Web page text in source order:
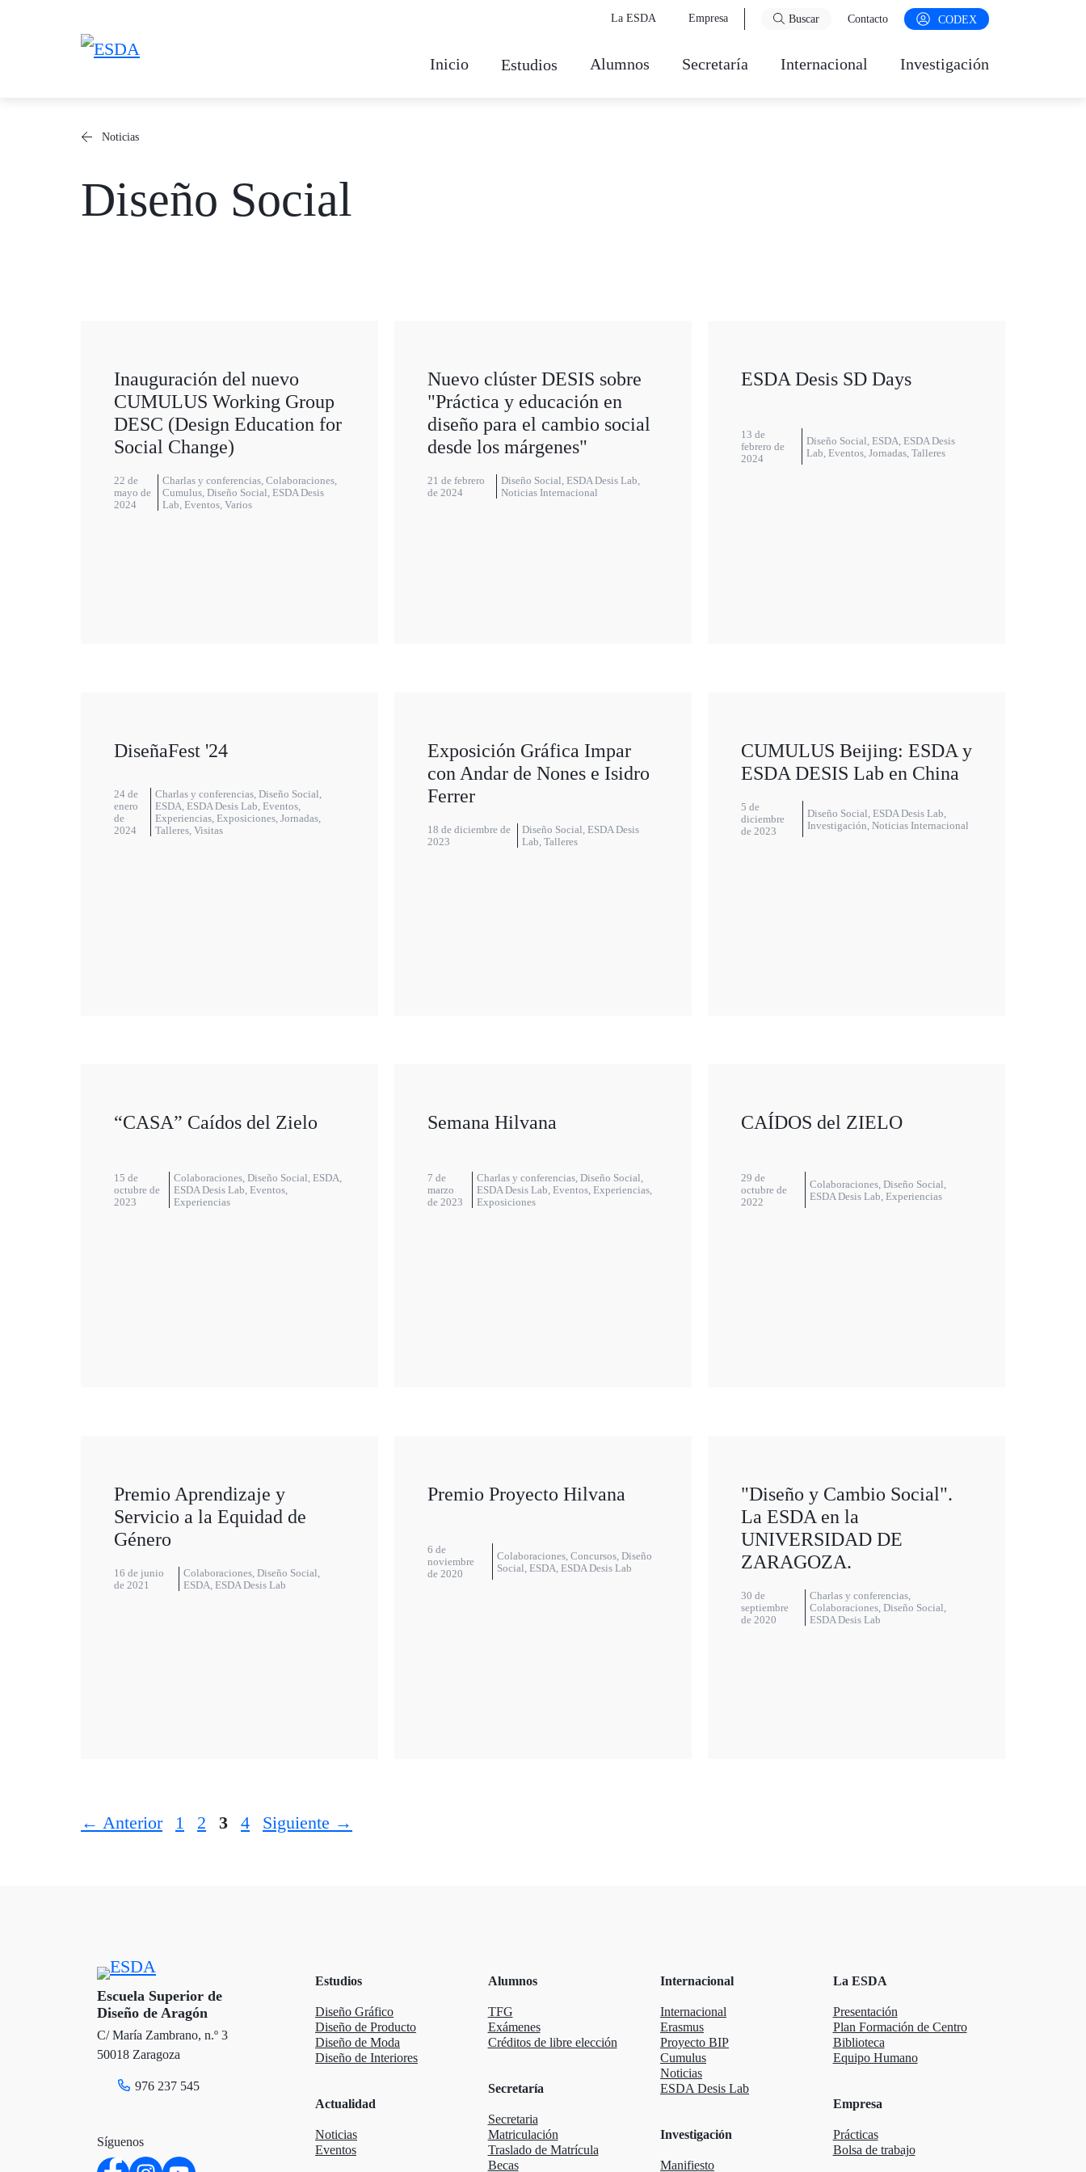
La ESDA Empresa Buscar Contacto CODEX
Inicio Estudios Alumnos Secretaría Internacional Investigación
Noticias
Diseño Social
Inauguración del nuevo
CUMULUS Working Group
DESC (Design Education for
Social Change)
22 de
mayo de
2024
Charlas y conferencias, Colaboraciones,
Cumulus, Diseño Social, ESDA Desis
Lab, Eventos, Varios
Nuevo clúster DESIS sobre
"Práctica y educación en
diseño para el cambio social
desde los márgenes"
21 de febrero
de 2024
Diseño Social, ESDA Desis Lab,
Noticias Internacional
ESDA Desis SD Days
13 de
febrero de
2024
Diseño Social ESDA ESDA Desis
Lab Eventos, Jornadas, Talleres
DiseñaFest '24
24 de
enero
de
2024
Charlas y conferencias, Diseño Social,
ESDA, ESDA Desis Lab, Eventos,
Experiencias, Exposiciones, Jornadas,
Talleres, Visitas
Exposición Gráfica Impar
con Andar de Nones e Isidro
Ferrer
18 de diciembre de
2023
Diseño Social,ESDA Desis
Lab,Talleres
CUMULUS Beijing: ESDA y
ESDA DESIS Lab en China
5 de
diciembre
de 2023
Diseño Social ,ESDA Desis Lab
Investigación ,Noticias Internacional
“CASA” Caídos del Zielo
15 de
octubre de
2023
Colaboraciones, Diseño Social, ESDA,
ESDA Desis Lab, Eventos,
Experiencias
Semana Hilvana
7 de
marzo
de 2023
Charlas y conferencias, Diseño Social,
ESDA Desis Lab, Eventos, Experiencias,
Exposiciones
CAÍDOS del ZIELO
29 de
octubre de
2022
Colaboraciones ,Diseño Social
ESDA Desis Lab ,Experiencias
Premio Aprendizaje y
Servicio a la Equidad de
Género
16 de junio
de 2021
Colaboraciones, Diseño Social,
ESDA, ESDA Desis Lab
Premio Proyecto Hilvana
6 de
noviembre
de 2020
Colaboraciones, Concursos, Diseño
Social ESDA ESDA Desis Lab
"Diseño y Cambio Social".
La ESDA en la
UNIVERSIDAD DE
ZARAGOZA.
30 de
septiembre
de 2020
Charlas y conferencias,
Colaboraciones, Diseño Social,
ESDA Desis Lab
← Anterior Página
1 Página
2 Página
3 Página
4 Siguiente →
Escuela Superior de
Diseño de Aragón
C/ María Zambrano, n.º 3
50018 Zaragoza
976 237 545
Síguenos
Estudios
Diseño Gráfico
Diseño de Producto
Diseño de Moda
Diseño de Interiores
Actualidad
Noticias
Eventos
Alumnos
TFG
Exámenes
Créditos de libre elección
Secretaría
Secretaria
Matriculación
Traslado de Matrícula
Becas
Internacional
Internacional
Erasmus
Proyecto BIP
Cumulus
Noticias
ESDA Desis Lab
Investigación
Manifiesto
La ESDA
Presentación
Plan Formación de Centro
Biblioteca
Equipo Humano
Empresa
Prácticas
Bolsa de trabajo